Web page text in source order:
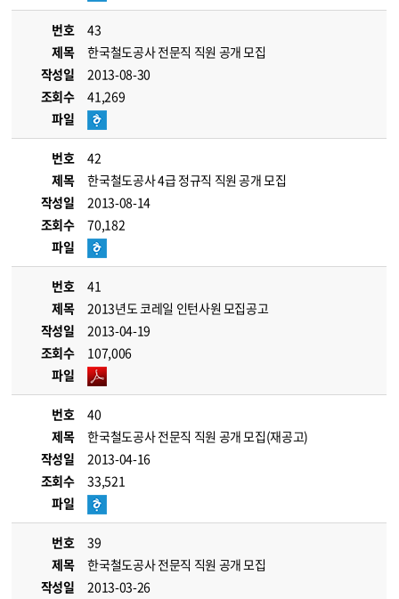
번호
43
제목
한국철도공사 전문직 직원 공개 모집
작성일
2013-08-30
조회수
41,269
파일
번호
42
제목
한국철도공사 4급 정규직 직원 공개 모집
작성일
2013-08-14
조회수
70,182
파일
번호
41
제목
2013년도 코레일 인턴사원 모집공고
작성일
2013-04-19
조회수
107,006
파일
번호
40
제목
한국철도공사 전문직 직원 공개 모집(재공고)
작성일
2013-04-16
조회수
33,521
파일
번호
39
제목
한국철도공사 전문직 직원 공개 모집
작성일
2013-03-26